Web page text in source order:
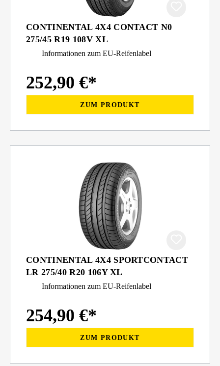
CONTINENTAL 4X4 CONTACT N0
275/45 R19 108V XL
Informationen zum EU-Reifenlabel
252,90 €*
ZUM PRODUKT
CONTINENTAL 4X4 SPORTCONTACT
LR 275/40 R20 106Y XL
Informationen zum EU-Reifenlabel
254,90 €*
ZUM PRODUKT